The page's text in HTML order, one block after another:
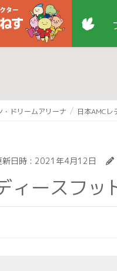
・ドリームアリーナ 日本AMCレ
日時 : 2021年4月12日
ィースフ